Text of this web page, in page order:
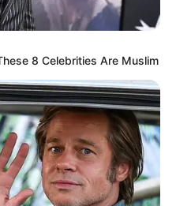
Magyar utcai
ahol Juhos Gábor
szerint az
Lázár
Juhos pedig azt
nyomás alá került,
elvesztéséhez
több lap is írt,
május közepén
8 Celebrities Are Muslim